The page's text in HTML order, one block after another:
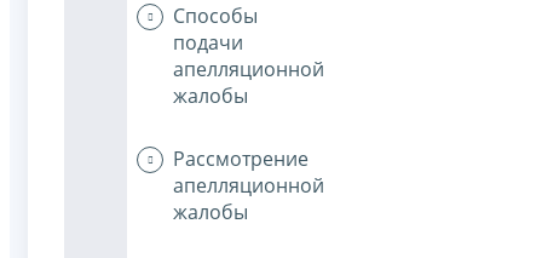
Способы
подачи
апелляционной
жалобы
Рассмотрение
апелляционной
жалобы